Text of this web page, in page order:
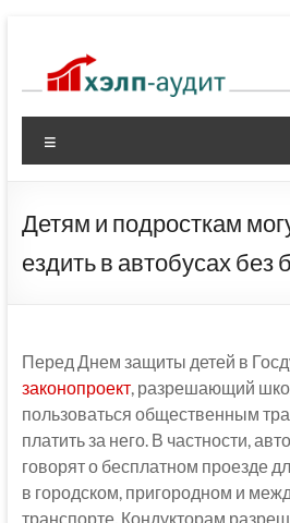
содержимому
Детям и подросткам
ездить в автобусах без
Перед Днем защиты детей в
законопроект, разрешающий
пользоваться общественным
платить за него. В частности,
говорят о бесплатном проезде
в городском, пригородном и
транспорте. Кондукторам